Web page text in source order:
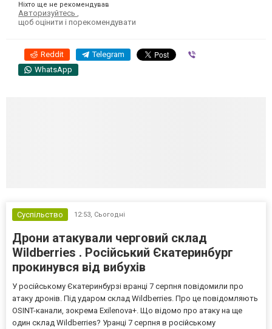
Ніхто ще не рекомендував
Авторизуйтесь ,
щоб оцінити і порекомендувати
Reddit Telegram
WhatsApp
Суспільство 12:53, Сьогодні
Дрони атакували черговий склад
Wildberries . Російський Єкатеринбург
прокинувся від вибухів
У російському Єкатеринбурзі вранці 7 серпня повідомили про
атаку дронів. Під ударом склад Wildberries. Про це повідомляють
OSINT-канали, зокрема Exilenova+. Що відомо про атаку на ще
один склад Wildberries? Уранці 7 серпня в російському